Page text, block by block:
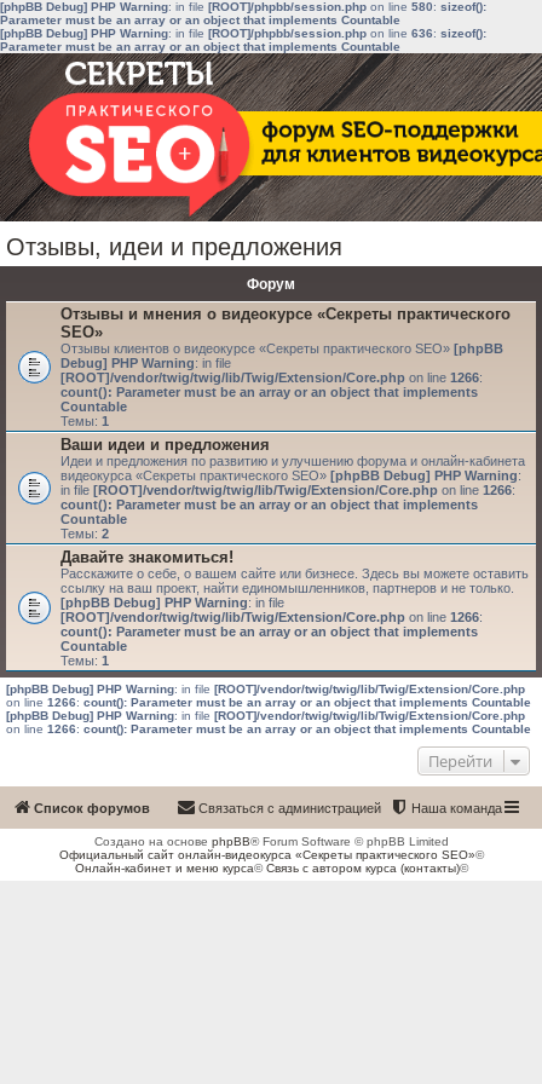
[phpBB Debug] PHP Warning: in file [ROOT]/phpbb/session.php on line 580: sizeof():
Parameter must be an array or an object that implements Countable
[phpBB Debug] PHP Warning: in file [ROOT]/phpbb/session.php on line 636: sizeof():
Parameter must be an array or an object that implements Countable
Отзывы, идеи и предложения
Форум
Отзывы и мнения о видеокурсе «Секреты практического
SEO»
Отзывы клиентов о видеокурсе «Секреты практического SEO» [phpBB
Debug] PHP Warning: in file
[ROOT]/vendor/twig/twig/lib/Twig/Extension/Core.php on line 1266:
count(): Parameter must be an array or an object that implements
Countable
Темы: 1
Ваши идеи и предложения
Идеи и предложения по развитию и улучшению форума и онлайн-кабинета
видеокурса «Секреты практического SEO» [phpBB Debug] PHP Warning:
in file [ROOT]/vendor/twig/twig/lib/Twig/Extension/Core.php on line 1266:
count(): Parameter must be an array or an object that implements
Countable
Темы: 2
Давайте знакомиться!
Расскажите о себе, о вашем сайте или бизнесе. Здесь вы можете оставить
ссылку на ваш проект, найти единомышленников, партнеров и не только.
[phpBB Debug] PHP Warning: in file
[ROOT]/vendor/twig/twig/lib/Twig/Extension/Core.php on line 1266:
count(): Parameter must be an array or an object that implements
Countable
Темы: 1
[phpBB Debug] PHP Warning: in file [ROOT]/vendor/twig/twig/lib/Twig/Extension/Core.php
on line 1266: count(): Parameter must be an array or an object that implements Countable
[phpBB Debug] PHP Warning: in file [ROOT]/vendor/twig/twig/lib/Twig/Extension/Core.php
on line 1266: count(): Parameter must be an array or an object that implements Countable
Перейти
Список форумов Наша команда
Связаться с администрацией
Создано на основе phpBB® Forum Software © phpBB Limited
Официальный сайт онлайн-видеокурса «Секреты практического SEO»©
Онлайн-кабинет и меню курса©Связь с автором курса (контакты)©